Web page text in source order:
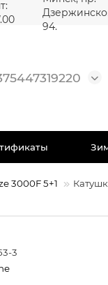
94.
3000F 5+1
3